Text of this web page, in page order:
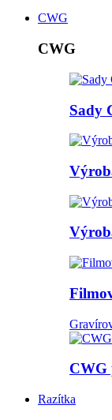
CWG
CWG
Sady
CWG
Razítka